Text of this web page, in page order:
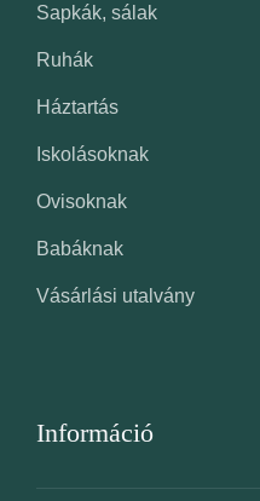
Sapkák, sálak
Ruhák
Háztartás
Iskolásoknak
Ovisoknak
Babáknak
Vásárlási utalvány
Információ